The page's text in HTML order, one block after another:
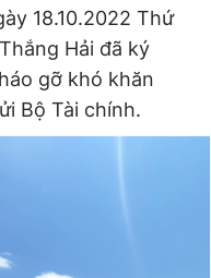
18.10.2022 Thứ
Hải đã ký
gỡ khó khăn
Bộ Tài chính.